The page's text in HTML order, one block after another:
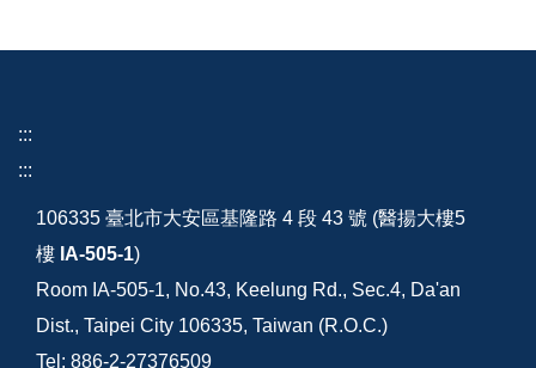
:::
:::
106335 臺北市大安區基隆路 4 段 43 號 (醫揚大樓5
樓 IA-505-1)
Room IA-505-1, No.43, Keelung Rd., Sec.4, Da'an
Dist., Taipei City 106335, Taiwan (R.O.C.)
Tel: 886-2-27376509